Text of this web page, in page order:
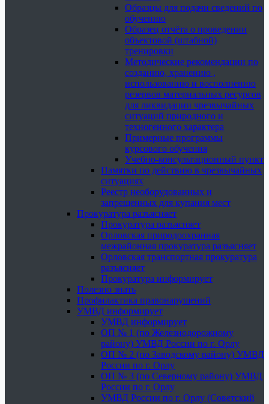
Образцы для подачи сведений по
обучению
Образец отчёта о проведении
объектовой (штабной)
тренировки
Методические рекомендации по
созданию, хранению ,
использованию и восполнению
резервов материальных ресурсов
для ликвидации чрезвычайных
ситуаций природного и
техногенного характера
Примерные программы
курсового обучения
Учебно-консультационный пункт
Памятки по действию в чрезвычайных
ситуациях
Реестр необорудованных и
запрещенных для купания мест
Прокуратура разъясняет
Прокуратура разъясняет
Орловская природоохранная
межрайонная прокуратура разъясняет
Орловская транспортная прокуратура
разъясняет
Прокуратура информирует
Полезно знать
Профилактика правонарушений
УМВД информирует
УМВД информирует
ОП № 1 (по Железнодорожному
району) УМВД России по г. Орлу
ОП № 2 (по Заводскому району) УМВД
России по г. Орлу
ОП № 3 (по Северному району) УМВД
России по г. Орлу
УМВД России по г. Орлу (Советский